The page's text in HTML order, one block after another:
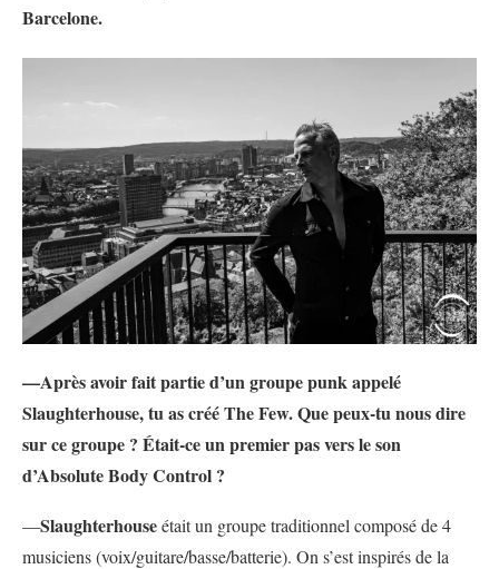
Barcelone.
—Après avoir fait partie d’un groupe punk appelé
Slaughterhouse, tu as créé The Few. Que peux-tu nous dire
sur ce groupe ? Était-ce un premier pas vers le son
d’Absolute Body Control ?
—Slaughterhouseétait un groupe traditionnel composé de 4
musiciens (voix/guitare/basse/batterie). On s’est inspirés de la